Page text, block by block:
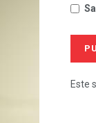
Este